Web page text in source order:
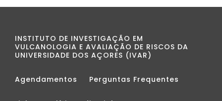
INSTITUTO DE INVESTIGAÇÃO EM
VULCANOLOGIA E AVALIAÇÃO DE RISCOS DA
UNIVERSIDADE DOS AÇORES (IVAR)
Agendamentos Perguntas Frequentes